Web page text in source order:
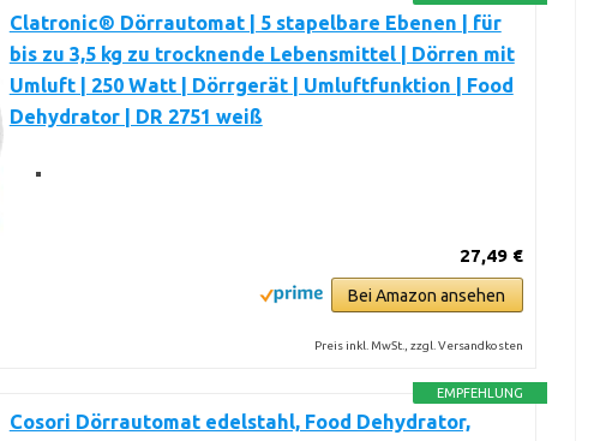
Clatronic® Dörrautomat | 5 stapelbare Ebenen | für
bis zu 3,5 kg zu trocknende Lebensmittel | Dörren mit
Umluft | 250 Watt | Dörrgerät | Umluftfunktion | Food
Dehydrator | DR 2751 weiß
27,49 €
Bei Amazon ansehen
Preis inkl. MwSt., zzgl. Versandkosten
EMPFEHLUNG
Cosori Dörrautomat edelstahl, Food Dehydrator,